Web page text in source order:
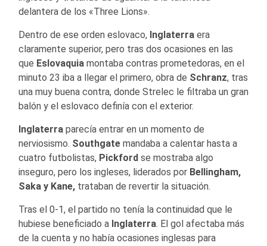
delantera de los «Three Lions».
Dentro de ese orden eslovaco, Inglaterra era
claramente superior, pero tras dos ocasiones en las
que Eslovaquia montaba contras prometedoras, en el
minuto 23 iba a llegar el primero, obra de Schranz, tras
una muy buena contra, donde Strelec le filtraba un gran
balón y el eslovaco definía con el exterior.
Inglaterra parecía entrar en un momento de
nerviosismo. Southgate mandaba a calentar hasta a
cuatro futbolistas, Pickford se mostraba algo
inseguro, pero los ingleses, liderados por Bellingham,
Saka y Kane, trataban de revertir la situación.
Tras el 0-1, el partido no tenía la continuidad que le
hubiese beneficiado a Inglaterra. El gol afectaba más
de la cuenta y no había ocasiones inglesas para